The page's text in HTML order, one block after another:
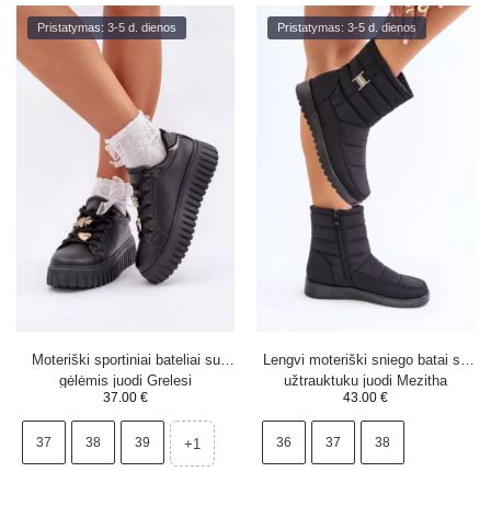
Pristatymas: 3-5 d. dienos
Moteriški sportiniai bateliai su
gėlėmis juodi Grelesi
37.00 €
37 38 39 +1
Pristatymas: 3-5 d. dienos
Lengvi moteriški sniego batai su
užtrauktuku juodi Mezitha
43.00 €
36 37 38